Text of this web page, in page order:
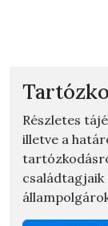
Részletes
illetve a
családtagjaik